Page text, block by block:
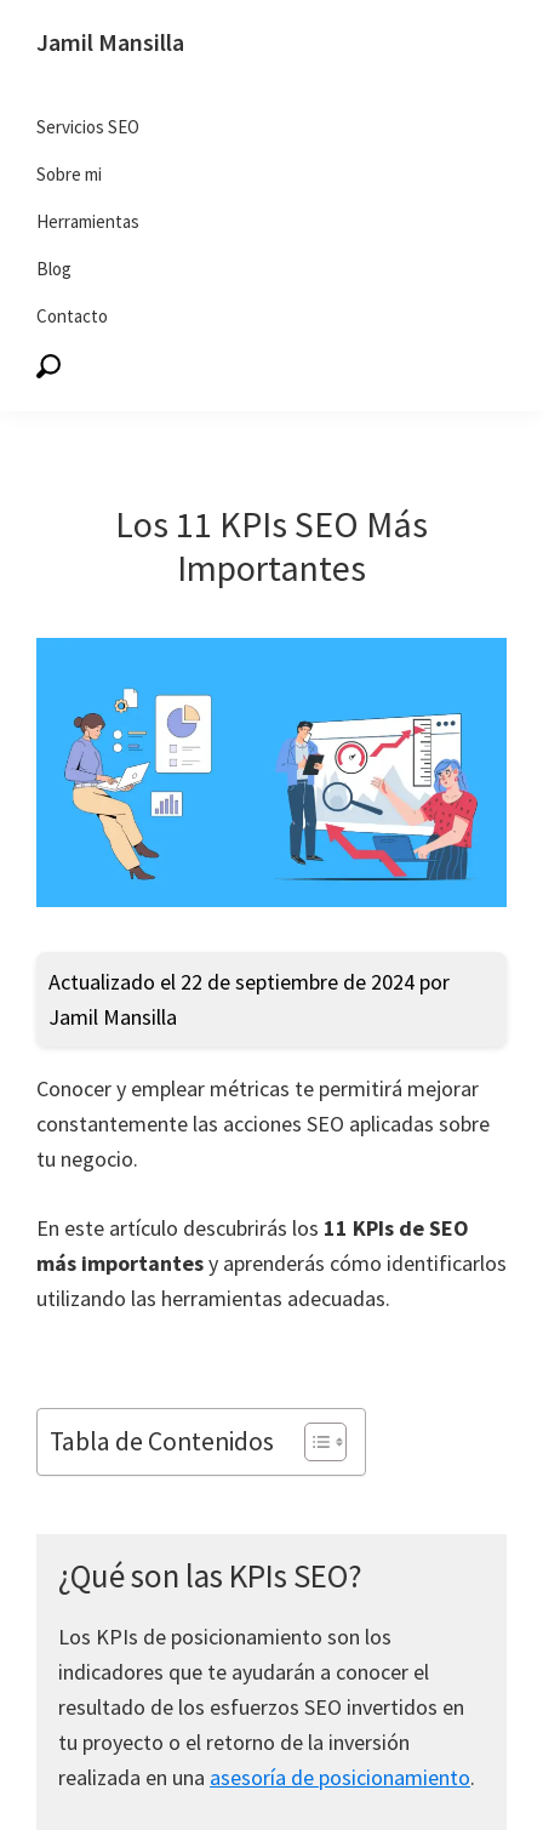
navegación
principal
Jamil Mansilla
marketing
digital
Servicios SEO
Sobre mi
Herramientas
Blog
Contacto
Los 11 KPIs SEO Más
Importantes
Actualizado el 22 de septiembre de 2024 por
Jamil Mansilla
Conocer y emplear métricas te permitirá mejorar
constantemente las acciones SEO aplicadas sobre
tu negocio.
En este artículo descubrirás los 11 KPIs de SEO
más importantesy aprenderás cómo identificarlos
utilizando las herramientas adecuadas.
Tabla de Contenidos
¿Qué son las KPIs SEO?
Los KPIs de posicionamiento son los
indicadores que te ayudarán a conocer el
resultado de los esfuerzos SEO invertidos en
tu proyecto o el retorno de la inversión
realizada en una asesoría de posicionamiento.